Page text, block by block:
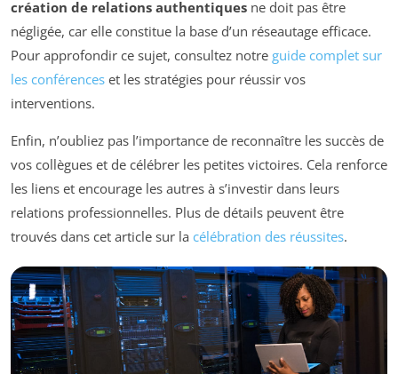
création de relations authentiques ne doit pas être
négligée, car elle constitue la base d’un réseautage efficace.
Pour approfondir ce sujet, consultez notre guide complet sur
les conférences et les stratégies pour réussir vos
interventions.
Enfin, n’oubliez pas l’importance de reconnaître les succès de
vos collègues et de célébrer les petites victoires. Cela renforce
les liens et encourage les autres à s’investir dans leurs
relations professionnelles. Plus de détails peuvent être
trouvés dans cet article sur la célébration des réussites.